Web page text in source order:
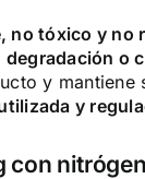
no tóxico y no
o
y mantiene
y